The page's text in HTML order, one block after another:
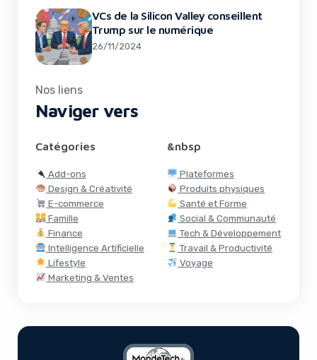
VCs de la Silicon Valley conseillent
Trump sur le numérique
26/11/2024
Nos liens
Naviger vers
Catégories
Add-ons
Design & Créativité
E-commerce
Famille
Finance
Intelligence Artificielle
Lifestyle
Marketing & Ventes
&nbsp
Plateformes
Produits physiques
Santé et Forme
Social & Communauté
Tech & Développement
Travail & Productivité
Voyage